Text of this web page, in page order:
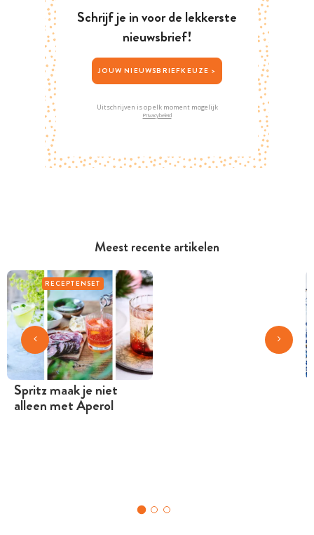
Meest recente artikelen
RECEPTENSET
Spritz maak je niet
alleen met Aperol
Schrijf je in voor de lekkerste
nieuwsbrief!
JOUW NIEUWSBRIEFKEUZE >
Uitschrijven is op elk moment mogelijk
Privacybeleid